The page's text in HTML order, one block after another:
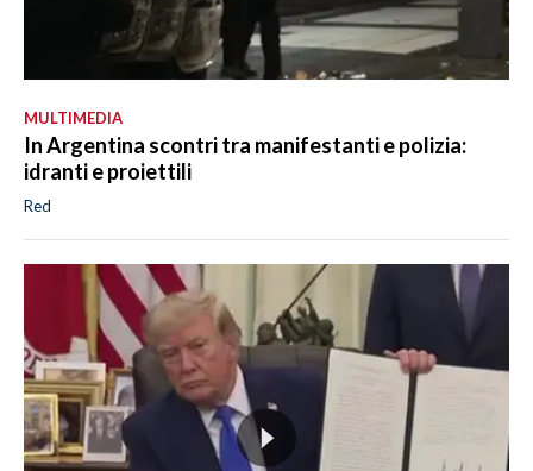
MULTIMEDIA
In Argentina scontri tra manifestanti e polizia:
idranti e proiettili
Red